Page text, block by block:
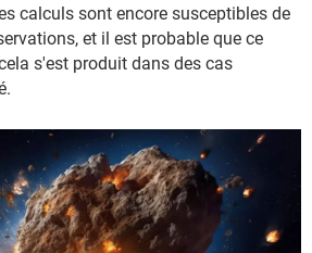
calculs sont encore susceptibles de
et il est probable que ce
s'est produit dans des cas